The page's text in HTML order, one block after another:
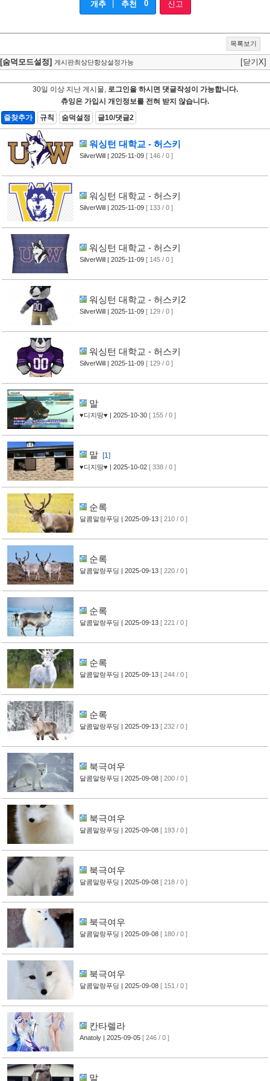
개추 추천 0 신고
목록보기
[숨덕모드설정] 게시판최상단항상설정가능 [닫기X]
30일 이상 지난 게시물,
로그인을 하시면 댓글작성이 가능합니다.
츄잉은 가입시 개인정보를 전혀 받지 않습니다.
즐찾추가
규칙 숨덕설정 글10/댓글2
워싱턴 대학교 - 허스키
SilverWill | 2025-11-09 [ 146 / 0 ]
워싱턴 대학교 - 허스키
SilverWill | 2025-11-09 [ 133 / 0 ]
워싱턴 대학교 - 허스키
SilverWill | 2025-11-09 [ 145 / 0 ]
워싱턴 대학교 - 허스키2
SilverWill | 2025-11-09 [ 129 / 0 ]
워싱턴 대학교 - 허스키
SilverWill | 2025-11-09 [ 129 / 0 ]
말
♥디지땅♥ | 2025-10-30 [ 155 / 0 ]
말 [1]
♥디지땅♥ | 2025-10-02 [ 338 / 0 ]
순록
달콤말랑푸딩 | 2025-09-13 [ 210 / 0 ]
순록
달콤말랑푸딩 | 2025-09-13 [ 220 / 0 ]
순록
달콤말랑푸딩 | 2025-09-13 [ 221 / 0 ]
순록
달콤말랑푸딩 | 2025-09-13 [ 244 / 0 ]
순록
달콤말랑푸딩 | 2025-09-13 [ 232 / 0 ]
북극여우
달콤말랑푸딩 | 2025-09-08 [ 200 / 0 ]
북극여우
달콤말랑푸딩 | 2025-09-08 [ 193 / 0 ]
북극여우
달콤말랑푸딩 | 2025-09-08 [ 218 / 0 ]
북극여우
달콤말랑푸딩 | 2025-09-08 [ 180 / 0 ]
북극여우
달콤말랑푸딩 | 2025-09-08 [ 151 / 0 ]
칸타렐라
Anatoly | 2025-09-05 [ 246 / 0 ]
말